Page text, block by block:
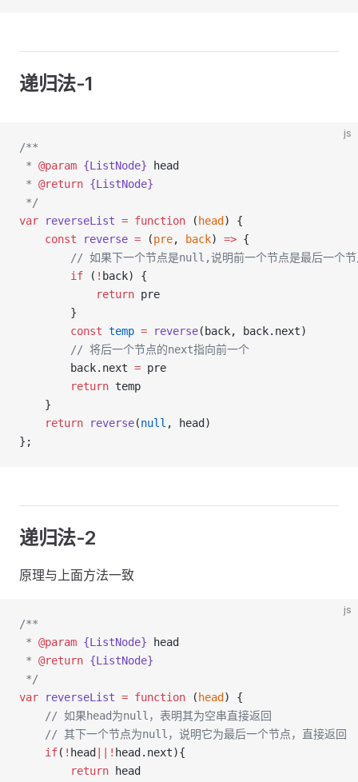
递归法-1
js
/**
* @param {ListNode}
head
* @return {ListNode}
*/
var
reverseList = function ( head ) {
const
reverse = (pre, back) => {
// 如果下一个节点是null,说明前一个节点是最后一个节
if ( ! back) {
return pre
        }
const temp = reverse(back, back.next)
// 将后一个节点的next指向前一个
        back.next
= pre
return temp
    }
return
reverse(null , head)
};
递归法-2
原理与上面方法一致
js
/**
* @param {ListNode}
head
* @return {ListNode}
*/
var
reverseList = function ( head ) {
// 如果head为null，表明其为空串直接返回
// 其下一个节点为null，说明它为最后一个节点，直接返回
if( ! head ||! head.next){
return head